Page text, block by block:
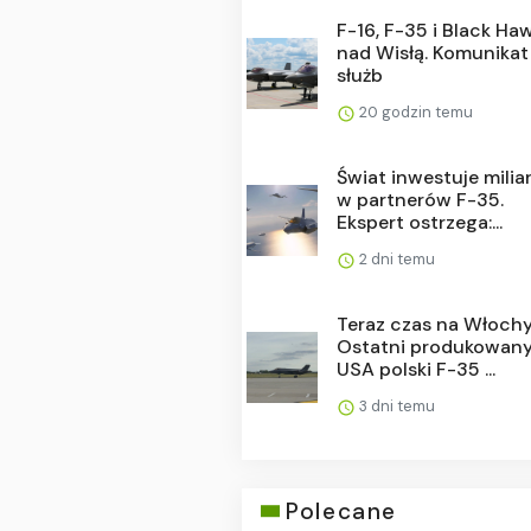
F-16, F-35 i Black
nad Wisłą. Komunikat
służb
20 godzin temu
Świat inwestuje
w partnerów F-35.
Ekspert ostrzega:...
2 dni temu
Teraz czas na
Ostatni
USA polski F-35 ...
3 dni temu
Polecane